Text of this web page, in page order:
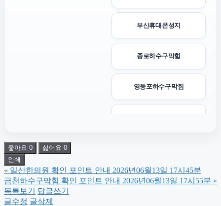
부산휴대폰성지
종로하수구막힘
영등포하수구막힘
폰테크
좋아요 0 싫어요 0
인쇄
« 일산한의원 확인 포인트 안내 2026년06월13일 17시45분
금천하수구막힘 확인 포인트 안내 2026년06월13일 17시55분 »
목록보기
답글쓰기
글수정 글삭제